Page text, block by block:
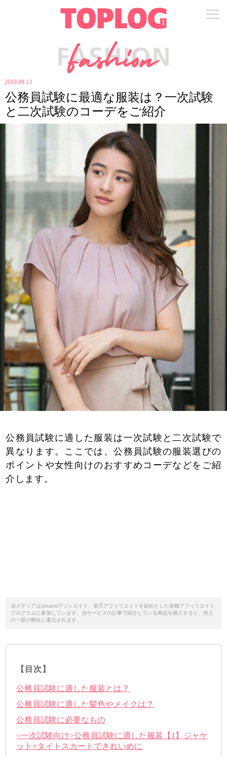
2019.09.13
公務員試験に最適な服装は？一次試験
と二次試験のコーデをご紹介
公務員試験に適した服装は一次試験と二次試験で
異なります。ここでは、公務員試験の服装選びの
ポイントや女性向けのおすすめコーデなどをご紹
介します。
当メディアはAmazonアソシエイト、楽天アフィリエイトを始めとした各種アフィリエイト
プログラムに参加しています。当サービスの記事で紹介している商品を購入すると、売上
の一部が弊社に還元されます。
【目次】
公務員試験に適した服装とは？
公務員試験に適した髪色やメイクは？
公務員試験に必要なもの
<一次試験向け>公務員試験に適した服装【1】ジャケ
ット×タイトスカートできれいめに